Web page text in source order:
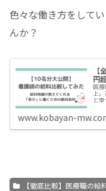
色々な働き方をして
んか？
円
医
上
と
www.kobayan-
【徹底比較】医療職の給